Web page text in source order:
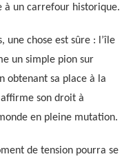
à un carrefour historique.
une chose est sûre : l’île
un simple pion sur
obtenant sa place à la
son droit à
en pleine mutation.
de tension pourra se